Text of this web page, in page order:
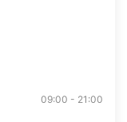
09:00 - 21:00